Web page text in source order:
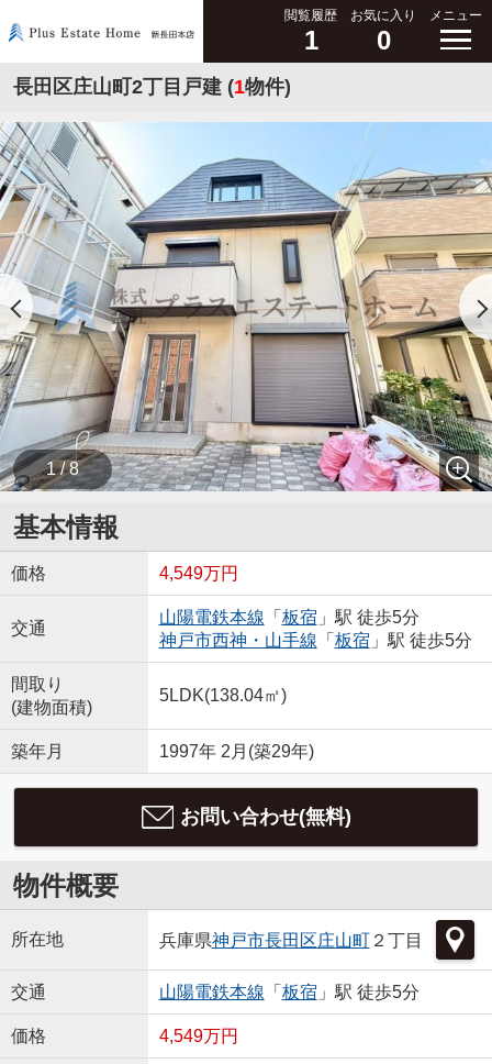
閲覧履歴
1
お気に入り
0
メニュー
長田区庄山町2丁目戸建 (1物件)
1 / 8
基本情報
価格 4,549万円
交通
山陽電鉄本線 「 板宿 」駅 徒歩5分
神戸市西神・山手線 「 板宿 」駅 徒歩5分
間取り
(建物面積)
5LDK(138.04㎡)
築年月 1997年 2月(築29年)
お問い合わせ(無料)
物件概要
所在地 兵庫県神戸市長田区庄山町２丁目
交通 山陽電鉄本線 「 板宿 」駅 徒歩5分
価格 4,549万円